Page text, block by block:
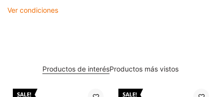
Ver condiciones
Productos de interésProductos más vistos